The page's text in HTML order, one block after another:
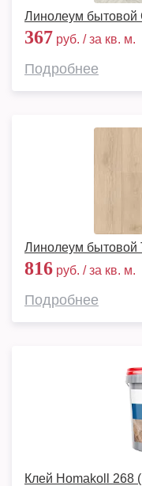
Линолеум бытовой
367 руб. / за кв. м.
Подробнее
Линолеум бытовой
816 руб. / за кв. м.
Подробнее
Клей Homakoll 268